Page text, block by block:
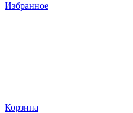
Избранное
Корзина